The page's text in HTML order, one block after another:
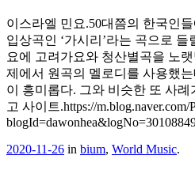
이스라엘 민요.50대쯤의 한국인
입상곡인 ‘가시리’라는 곡으로 들
요에 고려가요와 청산별곡을 노
제에서 원곡의 멜로디를 사용했
이 흥미롭다. 그와 비슷한 또 사례
고 사이트.https://m.blog.naver.com/
2020-11-26 in bium, World Music.